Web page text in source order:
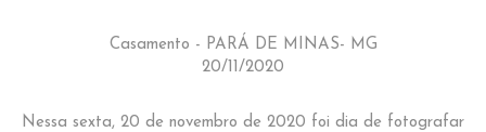
Casamento - PARÁ DE MINAS- MG
20/11/2020
Nessa sexta, 20 de novembro de 2020 foi dia de fotografar